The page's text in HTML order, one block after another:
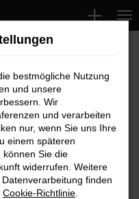
helfen können:
und deine
bestmögliche Nutzung
und unsere
Wir
und verarbeiten
nur, wenn Sie uns Ihre
einem späteren
Sie die
widerrufen. Weitere
finden
Cookie-Richtlinie